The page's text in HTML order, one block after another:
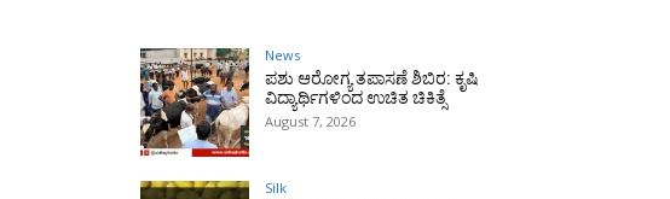
News
ಪಶು ಆರೋಗ್ಯ ತಪಾಸಣೆ ಶಿಬಿರ: ಕೃಷಿ
ವಿದ್ಯಾರ್ಥಿಗಳಿಂದ ಉಚಿತ ಚಿಕಿತ್ಸೆ
August 7, 2026
Silk